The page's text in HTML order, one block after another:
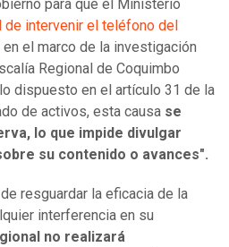
para que el Ministerio
de intervenir el teléfono del
en el marco de la investigación
Regional de Coquimbo
dispuesto en el artículo 31 de la
de activos, esta causa se
lo que impide divulgar
su contenido o avances".
resguardar la eficacia de la
interferencia en su
no realizará